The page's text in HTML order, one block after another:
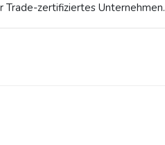
Trade-zertifiziertes Unternehmen.